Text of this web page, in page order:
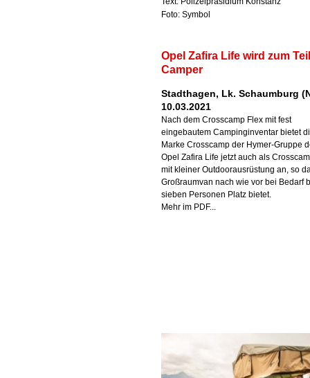
Foto: Symbol
Opel Zafira Life wird zum
Camper
Stadthagen, Lk. Schaumburg
10.03.2021
Nach dem Crosscamp Flex mit fest
eingebautem Campinginventar bietet
Marke Crosscamp der Hymer-Gruppe
Opel Zafira Life jetzt auch als
mit kleiner Outdoorausrüstung an, so
Großraumvan nach wie vor bei Bedarf
sieben Personen Platz bietet.
Mehr im PDF...